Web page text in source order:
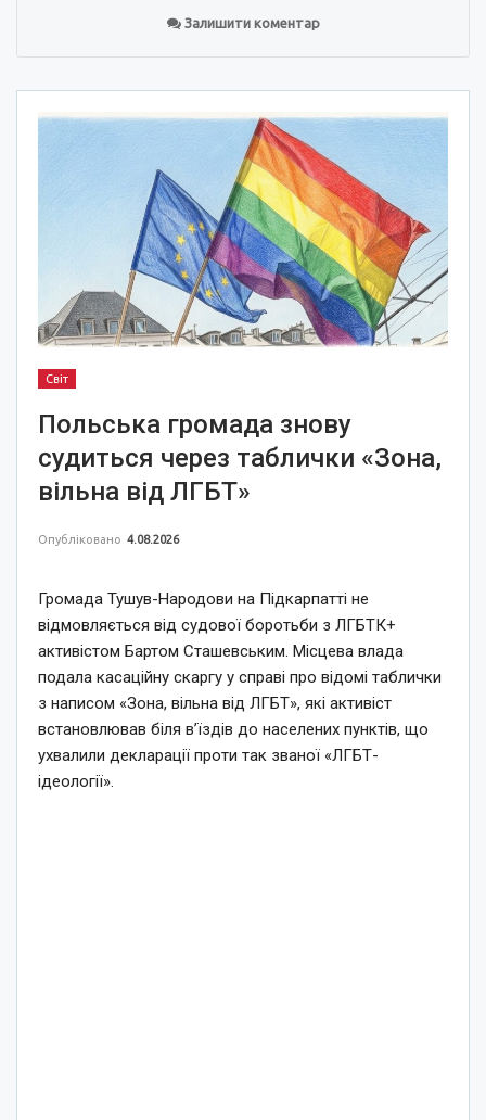
Залишити коментар
Світ
Польська громада знову
судиться через таблички «Зона,
вільна від ЛГБТ»
Опубліковано 4.08.2026
Громада Тушув-Народови на Підкарпатті не
відмовляється від судової боротьби з ЛГБТК+
активістом Бартом Сташевським. Місцева влада
подала касаційну скаргу у справі про відомі таблички
з написом «Зона, вільна від ЛГБТ», які активіст
встановлював біля в’їздів до населених пунктів, що
ухвалили декларації проти так званої «ЛГБТ-
ідеології».